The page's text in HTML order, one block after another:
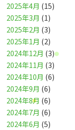
2025年4月 (15)
2025年3月 (1)
2025年2月 (3)
2025年1月 (2)
2024年12月 (3)
2024年11月 (3)
2024年10月 (6)
2024年9月 (6)
2024年8月 (6)
2024年7月 (6)
2024年6月 (5)